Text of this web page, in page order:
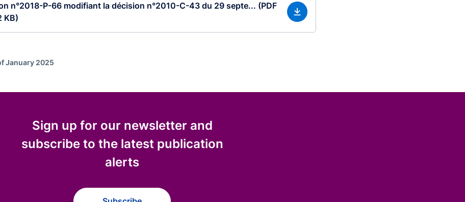
n°2018-P-66 modifiant la décision n°2010-C-43 du 29 septe... (PDF
KB)
January 2025
Sign up for our newsletter and
subscribe to the latest publication
alerts